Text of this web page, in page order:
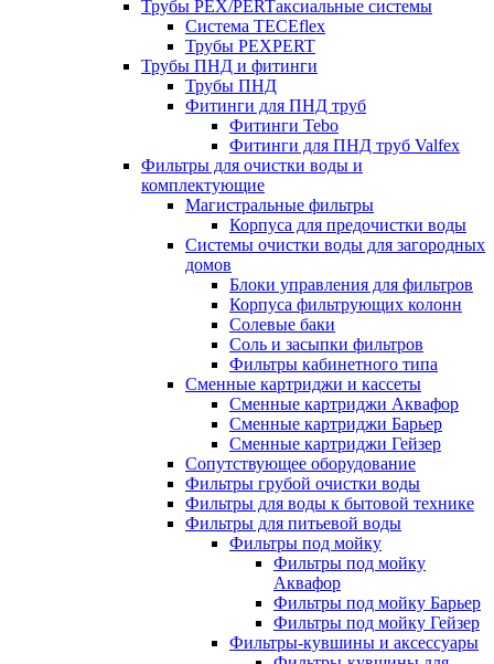
Трубы PEX/PERTаксиальные системы
Система TECEflex
Трубы PEXPERT
Трубы ПНД и фитинги
Трубы ПНД
Фитинги для ПНД труб
Фитинги Tebo
Фитинги для ПНД труб Valfex
Фильтры для очистки воды и
комплектующие
Магистральные фильтры
Корпуса для предочистки воды
Системы очистки воды для загородных
домов
Блоки управления для фильтров
Корпуса фильтрующих колонн
Солевые баки
Соль и засыпки фильтров
Фильтры кабинетного типа
Сменные картриджи и кассеты
Сменные картриджи Аквафор
Сменные картриджи Барьер
Сменные картриджи Гейзер
Сопутствующее оборудование
Фильтры грубой очистки воды
Фильтры для воды к бытовой технике
Фильтры для питьевой воды
Фильтры под мойку
Фильтры под мойку
Аквафор
Фильтры под мойку Барьер
Фильтры под мойку Гейзер
Фильтры-кувшины и аксессуары